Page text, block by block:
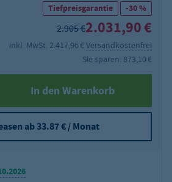
Tiefpreisgarantie -30 %
2.905 €2.031,90 €
inkl. MwSt. 2.417,96 € Versandkostenfrei
Sie sparen: 873,10 €
In den Warenkorb
ab 33.87 € / Monat